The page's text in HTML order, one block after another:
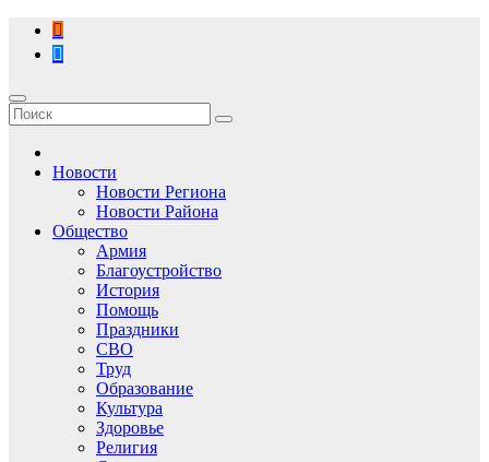
Перейти
содержимому
Новости
Новости Региона
Новости Района
Общество
Армия
Благоустройство
История
Помощь
Праздники
СВО
Труд
Образование
Культура
Здоровье
Религия